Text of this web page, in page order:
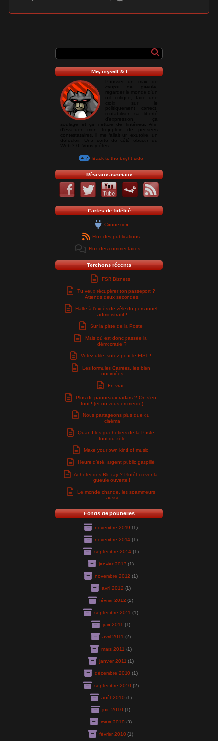
Me, myself & I
Pousser un max de
croix sur le
d'expression, ça
contestataires, il me fallait un exutoire, un
Back to the bright side
Réseaux asociaux
Cartes de fidélité
Connexion
Flux des publications
Flux des commentaires
Torchons récents
FSR Bizness
Tu veux récupérer ton passeport ?
Attends deux secondes.
Halte à l’excès de zèle du personnel
administratif !
Sur la piste de la Poste
Mais où est donc passée la
démocratie ?
Votez utile, votez pour le FIST !
Les formules Carrées, les bien
nommées
En vrac
Plus de panneaux radars ? On s’en
fout ! (et on vous emmerde)
Nous partageons plus que du
cinéma
Quand les guichetiers de la Poste
font du zèle
Make your own kind of music
Heure d’été, argent public gaspillé
Acheter des Blu-ray ? Plutôt crever la
gueule ouverte !
Le monde change, les spammeurs
aussi
Fonds de poubelles
novembre 2019 (1)
novembre 2014 (1)
septembre 2014(1)
janvier 2013 (1)
novembre 2012 (1)
avril 2012 (1)
février 2012 (2)
septembre 2011 (1)
juin 2011 (1)
avril 2011 (2)
mars 2011 (1)
janvier 2011 (1)
décembre 2010 (1)
septembre 2010(2)
août 2010(1)
juin 2010 (1)
mars 2010 (3)
février 2010 (1)